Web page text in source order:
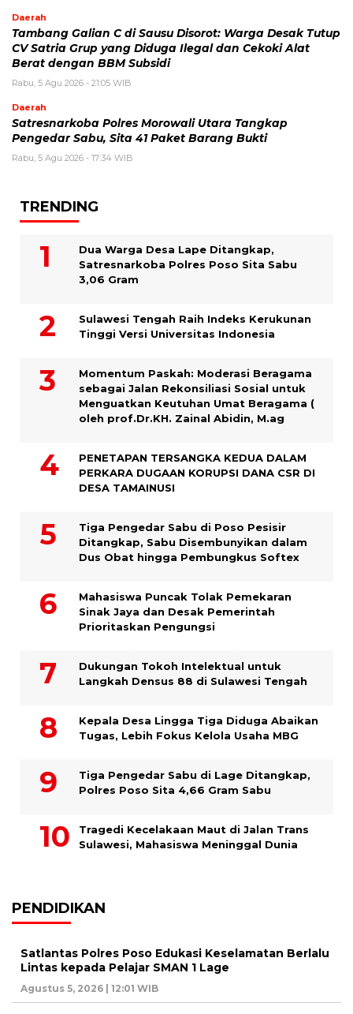
Daerah
Tambang Galian C di Sausu Disorot: Warga Desak Tutup
CV Satria Grup yang Diduga Ilegal dan Cekoki Alat
Berat dengan BBM Subsidi
Rabu, 5 Agu 2026 - 21:05 WIB
Daerah
Satresnarkoba Polres Morowali Utara Tangkap
Pengedar Sabu, Sita 41 Paket Barang Bukti
Rabu, 5 Agu 2026 - 17:34 WIB
TRENDING
Dua Warga Desa Lape Ditangkap,
Satresnarkoba Polres Poso Sita Sabu
3,06 Gram
Sulawesi Tengah Raih Indeks Kerukunan
Tinggi Versi Universitas Indonesia
Momentum Paskah: Moderasi Beragama
sebagai Jalan Rekonsiliasi Sosial untuk
Menguatkan Keutuhan Umat Beragama (
oleh prof.Dr.KH. Zainal Abidin, M.ag
PENETAPAN TERSANGKA KEDUA DALAM
PERKARA DUGAAN KORUPSI DANA CSR DI
DESA TAMAINUSI
Tiga Pengedar Sabu di Poso Pesisir
Ditangkap, Sabu Disembunyikan dalam
Dus Obat hingga Pembungkus Softex
Mahasiswa Puncak Tolak Pemekaran
Sinak Jaya dan Desak Pemerintah
Prioritaskan Pengungsi
Dukungan Tokoh Intelektual untuk
Langkah Densus 88 di Sulawesi Tengah
Kepala Desa Lingga Tiga Diduga Abaikan
Tugas, Lebih Fokus Kelola Usaha MBG
Tiga Pengedar Sabu di Lage Ditangkap,
Polres Poso Sita 4,66 Gram Sabu
Tragedi Kecelakaan Maut di Jalan Trans
Sulawesi, Mahasiswa Meninggal Dunia
PENDIDIKAN
Satlantas Polres Poso Edukasi Keselamatan Berlalu
Lintas kepada Pelajar SMAN 1 Lage
Agustus 5, 2026 | 12:01 WIB